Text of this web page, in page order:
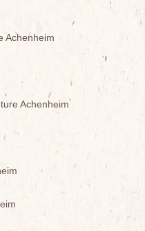
Achenheim
Achenheim